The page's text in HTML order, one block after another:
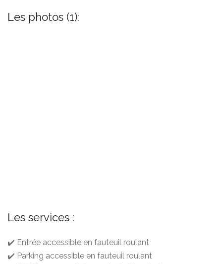
Les photos (1):
Les services :
✔️ Entrée accessible en fauteuil roulant
✔️ Parking accessible en fauteuil roulant